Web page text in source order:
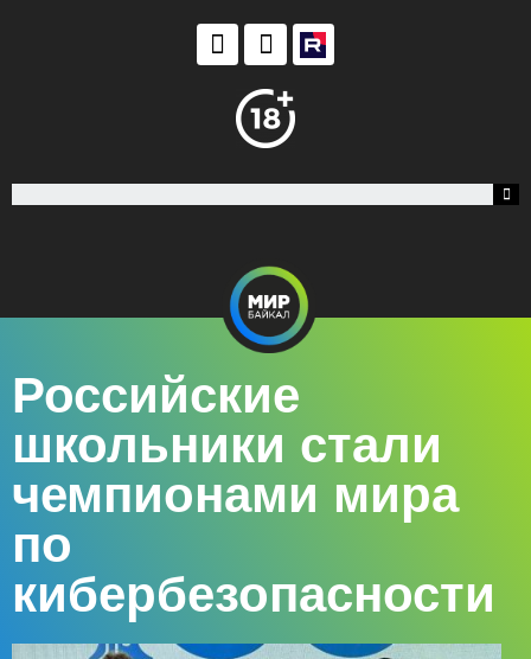
Российские
школьники стали
чемпионами мира
по
кибербезопасности